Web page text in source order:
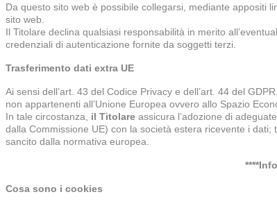
Da questo sito web è possibile collegarsi, mediante appositi
sito web.
Il Titolare declina qualsiasi responsabilità in merito
credenziali di autenticazione fornite da soggetti terzi.
Trasferimento dati extra UE
Ai sensi dell’art. 43 del Codice Privacy e dell’art. 44 del GDPR,
non appartenenti all’Unione Europea ovvero allo Spazio
In tale circostanza, il Titolare assicura l’adozione di
dalla Commissione UE) con la società estera ricevente i
sancito dalla normativa europea.
Cosa sono i cookies